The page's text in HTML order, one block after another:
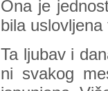
Ona je
bila
Ta ljubav i
ni svakog